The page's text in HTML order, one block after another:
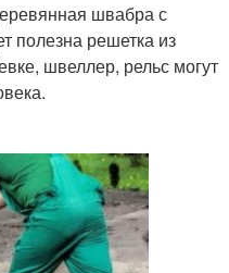
швабра с
полезна решетка из
швеллер, рельс могут